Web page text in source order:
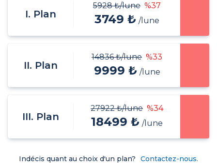
I. Plan
5928 ₺/lune %37
3749 ₺ /lune
II. Plan
14836 ₺/lune %33
9999 ₺ /lune
III. Plan
27922 ₺/lune %34
18499 ₺ /lune
Indécis quant au choix d'un plan? Contactez-nous.